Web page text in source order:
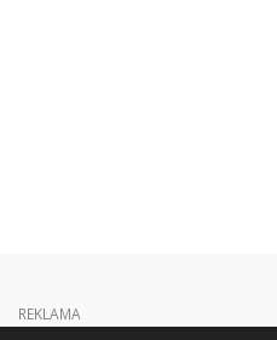
REKLAMA